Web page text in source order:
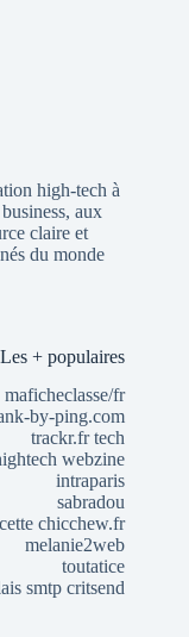
high-tech à
aux
claire et
du monde
Les + populaires
maficheclasse/fr
by-ping.com
trackr.fr tech
webzine
intraparis
sabradou
chicchew.fr
melanie2web
toutatice
smtp critsend